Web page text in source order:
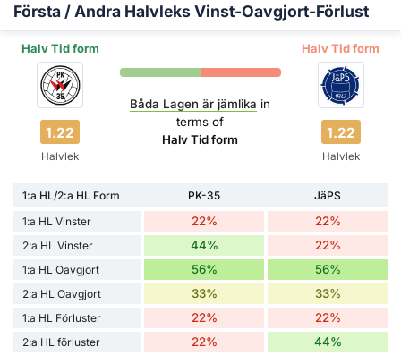
Första / Andra Halvleks Vinst-Oavgjort-Förlust
Halv Tid form Halv Tid form
1.22
Halvlek
Båda Lagen är jämlika in
terms of
Halv Tid form
1.22
Halvlek
1:a HL/2:a HL Form PK-35
JäPS
1:a HL Vinster
22% 22%
2:a HL Vinster 44% 22%
1:a HL Oavgjort 56% 56%
2:a HL Oavgjort 33% 33%
1:a HL Förluster 22% 22%
2:a HL förluster 22% 44%